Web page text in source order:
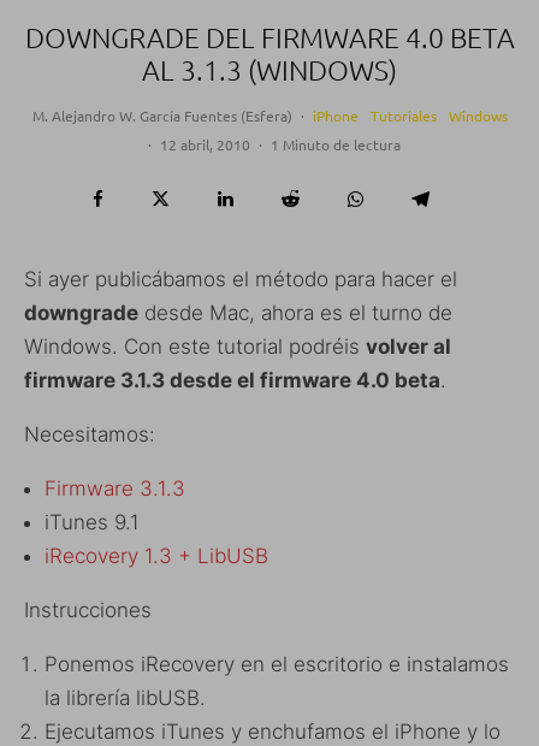
DOWNGRADE DEL FIRMWARE 4.0 BETA
AL 3.1.3 (WINDOWS)
M. Alejandro W. García Fuentes (Esfera) · iPhone Tutoriales
Windows
· 12 abril, 2010 · 1 Minuto de lectura
Si ayer publicábamos el método para hacer el
downgrade desde Mac, ahora es el turno de
Windows. Con este tutorial podréis volver al
firmware 3.1.3 desde el firmware 4.0 beta.
Necesitamos:
Firmware 3.1.3
iTunes 9.1
iRecovery 1.3 + LibUSB
Instrucciones
Ponemos iRecovery en el escritorio e instalamos
la librería libUSB.
Ejecutamos iTunes y enchufamos el iPhone y lo